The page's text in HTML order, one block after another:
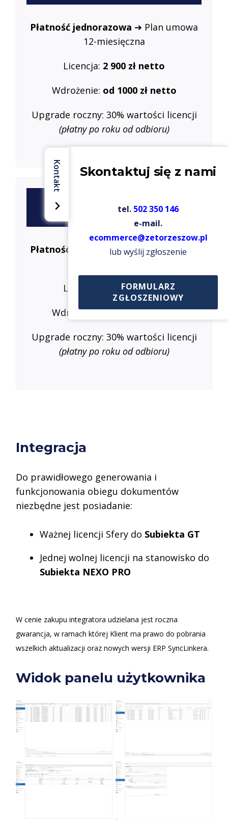
Kontakt Skontaktuj się z nami
tel. 502 350 146
e-mail.
ecommerce@zetorzeszow.pl
lub wyślij zgłoszenie
FORMULARZ
ZGŁOSZENIOWY
Płatność jednorazowa ➔ Plan umowa
12-miesięczna
Licencja: 2 900 zł netto
Wdrożenie: od 1000 zł netto
Upgrade roczny: 30% wartości licencji
(płatny po roku od odbioru)
Pakiet ERP SyncLinker
Subiekt NEXO Pro
Płatność jednorazowa➔ Plan umowa
Licencja:
4 500 zł netto
Wdrożenie:od 2000 zł netto
Upgrade roczny: 30% wartości licencji
(płatny po roku od odbioru)
Integracja
Do prawidłowego generowania i
funkcjonowania obiegu dokumentów
niezbędne jest posiadanie:
Ważnej licencji Sfery do Subiekta GT
Jednej wolnej licencji na stanowisko do
Subiekta NEXO PRO
W cenie zakupu integratora udzielana jest roczna
gwarancja, w ramach której Klient ma prawo do pobrania
wszelkich aktualizacji oraz nowych wersji ERP SyncLinkera.
Widok panelu użytkownika